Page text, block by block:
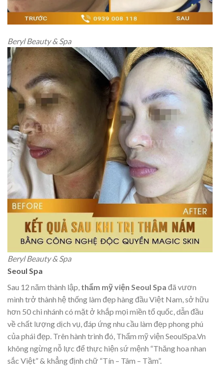
Beryl Beauty & Spa
Beryl Beauty & Spa
Seoul Spa
Sau 12 năm thành lập, thẩm mỹ viện Seoul Spa đã vươn
mình trở thành hệ thống làm đẹp hàng đầu Việt Nam, sở hữu
hơn 50 chi nhánh có mặt ở khắp mọi miền tổ quốc, dẫn đầu
về chất lượng dịch vụ, đáp ứng nhu cầu làm đẹp phong phú
của phái đẹp. Trên hành trình đó, Thẩm mỹ viện SeoulSpa.Vn
không ngừng nỗ lực để thực hiện sứ mệnh “Thăng hoa nhan
sắc Việt” & khẳng định chữ “Tín – Tâm – Tầm”.